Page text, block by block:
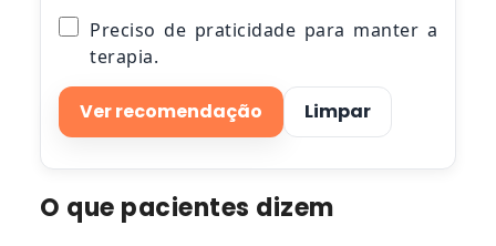
Preciso de praticidade para manter a
terapia.
Ver recomendação Limpar
O que pacientes dizem